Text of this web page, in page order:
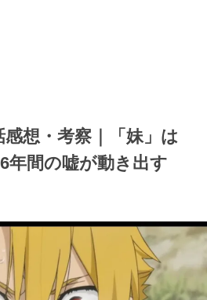
想・考察｜「妹」は
間の嘘が動き出す